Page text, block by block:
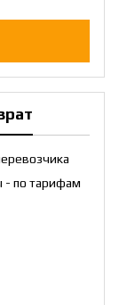
- по тарифам